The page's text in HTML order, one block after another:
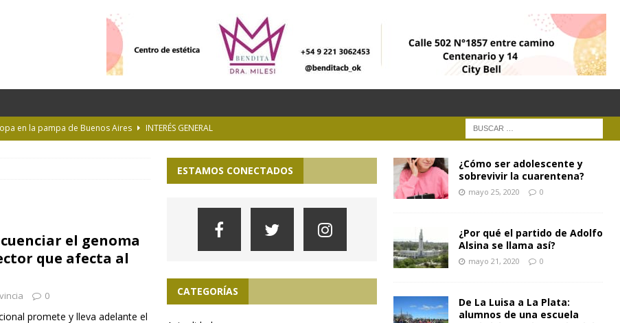
en la pampa de Buenos Aires
INTERÉS GENERAL
una escuela rural visitaron la Facultad de Ingeniería de la UNLP
el genoma
que afecta al
0
promete y lleva adelante el
ESTAMOS CONECTADOS
CATEGORÍAS
¿Cómo ser adolescente y
sobrevivir la cuarentena?
mayo 25, 2020 0
¿Por qué el partido de Adolfo
Alsina se llama así?
mayo 21, 2020 0
De La Luisa a La Plata:
alumnos de una escuela